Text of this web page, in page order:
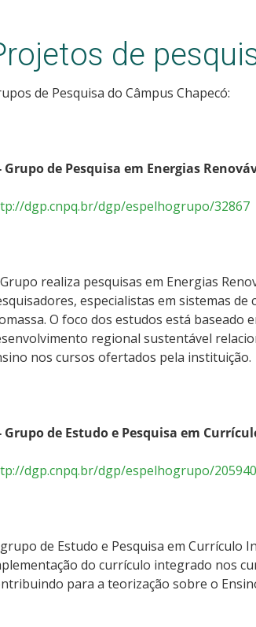
de
de Pesquisa do Câmpus Chapecó:
Grupo de Pesquisa em Energias
dgp.cnpq.br/dgp/espelhogrupo/32867
realiza pesquisas em Energias
especialistas em sistemas
O foco dos estudos está baseado
regional sustentável
nos cursos ofertados pela instituição.
Grupo de Estudo e Pesquisa em
dgp.cnpq.br/dgp/espelhogrupo/205940
de Estudo e Pesquisa em Currículo
do currículo integrado nos
para a teorização sobre o